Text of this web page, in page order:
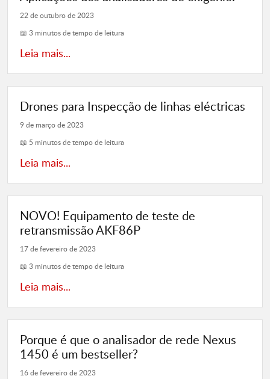
22 de outubro de 2023
📖 3 minutos de tempo de leitura
Leia mais...
Drones para Inspecção de linhas eléctricas
9 de março de 2023
📖 5 minutos de tempo de leitura
Leia mais...
NOVO! Equipamento de teste de
retransmissão AKF86P
17 de fevereiro de 2023
📖 3 minutos de tempo de leitura
Leia mais...
Porque é que o analisador de rede Nexus
1450 é um bestseller?
16 de fevereiro de 2023